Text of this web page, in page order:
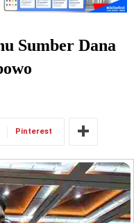
Sumber Dana
Pinterest